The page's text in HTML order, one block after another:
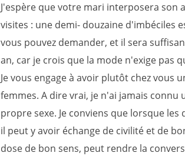
J'espère que votre mari interposera
visites : une demi- douzaine d'imbéciles
vous pouvez demander, et il sera
an, car je crois que la mode n'exige pas
Je vous engage à avoir plutôt chez vous
femmes. A dire vrai, je n'ai jamais connu
propre sexe. Je conviens que lorsque
il peut y avoir échange de civilité et de
dose de bon sens, peut rendre la